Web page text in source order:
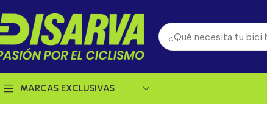
MARCAS EXCLUSIVAS